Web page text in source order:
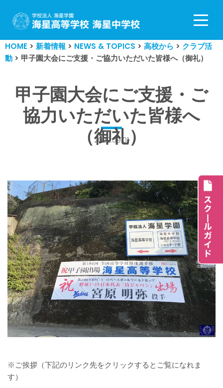
コ
ン
テ
ン
へ
ス
HOME > 新着情報 > NEWS & TOPICS > 高校から > クラブ活
動 > 甲子園大会にご支援・ご協力いただいた皆様へ（御礼）
甲子園大会にご支援・ご
協力いただいた皆様へ
（御礼）
2022.09.01
※ご挨拶（下記のリンク先をクリックするとご覧になれま
す）